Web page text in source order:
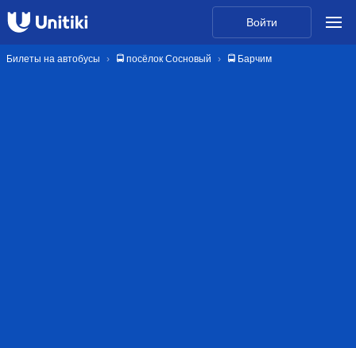
Войти
Билеты на автобусы 🚍 посёлок Сосновый 🚍 Барчим